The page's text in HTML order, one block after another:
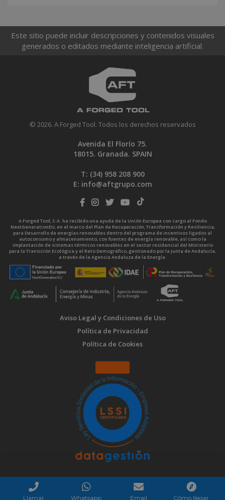
Llamar Whatsapp Email Cómo llegar
Este sitio puede incluir descripciones y contenidos visuales
generados o editados mediante inteligencia artificial.
© 2026. A Forged Tool. Todos los derechos reservados
Avenida El Florío 75.
18015. Granada. SPAIN
T: (34) 958 208 900
E: info@aftgrupo.com
A Forged Tool, S.A. ha recibido una ayuda de la Unión Europea con cargo al Fondo
NextGenerationEU, en el marco del Plan de Recuperación, Transformación y Resiliencia,
para Desarrollo de energías renovables dentro del programa de incentivos ligados al
autoconsumo y almacenamiento, con fuentes de energía renovable, así como la
implantación de sistemas térmicos renovables en el sector residencial del Ministerio
para la Transición Ecológica y el Reto Demográfico, gestionado por la Junta de Andalucía,
a través de la Agencia Andaluza de la Energía.
Aviso Legal y Condiciones de Uso
Política de Privacidad
Política de Cookies